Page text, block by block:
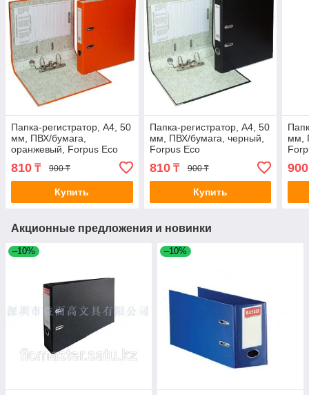
Папка-регистратор, А4, 50
мм, ПВХ/бумага,
оранжевый, Forpus Есо
810 ₸ 900 ₸
Купить
Папка-регистратор, А4, 50
мм, ПВХ/бумага, черный,
Forpus Есо
810₸ 900 ₸
Купить
мм,
900
Акционные предложения и новинки
–10% –10%